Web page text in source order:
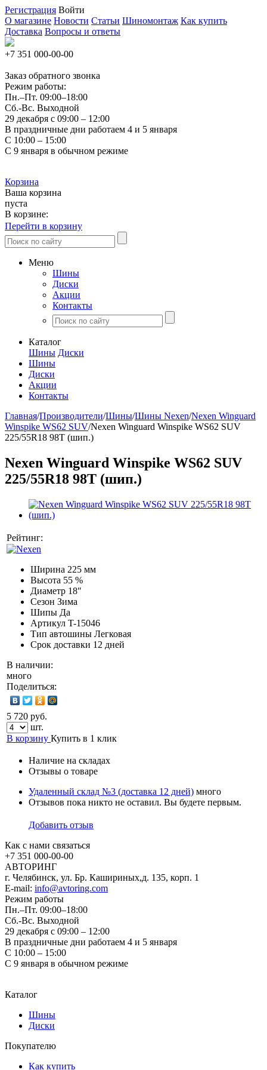
Регистрация Войти
О магазине Новости Статьи Шиномонтаж Как купить
Доставка Вопросы и ответы
+7 351 000-00-00
Заказ обратного звонка
Режим работы:
Пн.–Пт. 09:00–18:00
Сб.-Вс. Выходной
29 декабря с 09:00 – 12:00
В праздничные дни работаем 4 и 5 января
С 10:00 – 15:00
С 9 января в обычном режиме
Корзина
Ваша корзина
пуста
В корзине:
Перейти в корзину
Меню
Шины
Диски
Акции
Контакты
Каталог
Шины Диски
Шины
Диски
Акции
Контакты
Главная/Производители/Шины/Шины Nexen/Nexen Winguard
Winspike WS62 SUV/Nexen Winguard Winspike WS62 SUV
225/55R18 98T (шип.)
Nexen Winguard Winspike WS62 SUV
225/55R18 98T (шип.)
Рейтинг:
Ширина 225 мм
Высота 55 %
Диаметр 18″
Сезон Зима
Шипы Да
Артикул T-15046
Тип автошины Легковая
Срок доставки 12 дней
В наличии:
много
Поделиться:
5 720 руб.
шт.
В корзину Купить в 1 клик
Наличие на складах
Отзывы о товаре
Удаленный склад №3 (доставка 12 дней) много
Отзывов пока никто не оставил. Вы будете первым.
Добавить отзыв
Как с нами связаться
+7 351 000-00-00
АВТОРИНГ
г. Челябинск, ул. Бр. Кашириных,д. 135, корп. 1
E-mail: info@avtoring.com
Режим работы
Пн.–Пт. 09:00–18:00
Сб.-Вс. Выходной
29 декабря с 09:00 – 12:00
В праздничные дни работаем 4 и 5 января
С 10:00 – 15:00
С 9 января в обычном режиме
Каталог
Шины
Диски
Покупателю
Как купить